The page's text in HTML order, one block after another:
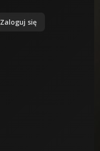
Zaloguj się